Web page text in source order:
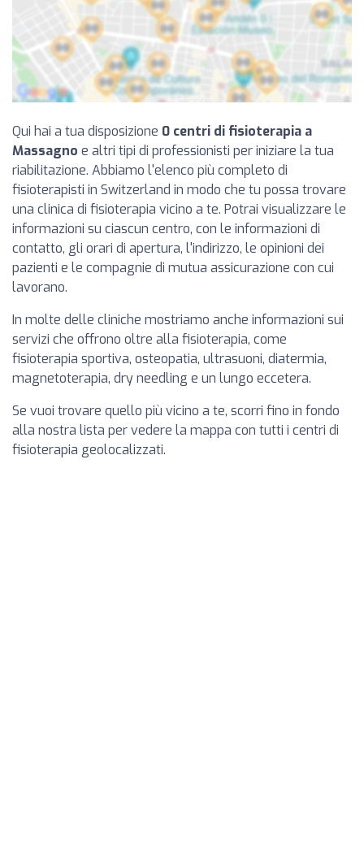
Qui hai a tua disposizione 0 centri di fisioterapia a
Massagno e altri tipi di professionisti per iniziare la tua
riabilitazione. Abbiamo l'elenco più completo di
fisioterapisti in Switzerland in modo che tu possa trovare
una clinica di fisioterapia vicino a te. Potrai visualizzare le
informazioni su ciascun centro, con le informazioni di
contatto, gli orari di apertura, l'indirizzo, le opinioni dei
pazienti e le compagnie di mutua assicurazione con cui
lavorano.
In molte delle cliniche mostriamo anche informazioni sui
servizi che offrono oltre alla fisioterapia, come
fisioterapia sportiva, osteopatia, ultrasuoni, diatermia,
magnetoterapia, dry needling e un lungo eccetera.
Se vuoi trovare quello più vicino a te, scorri fino in fondo
alla nostra lista per vedere la mappa con tutti i centri di
fisioterapia geolocalizzati.